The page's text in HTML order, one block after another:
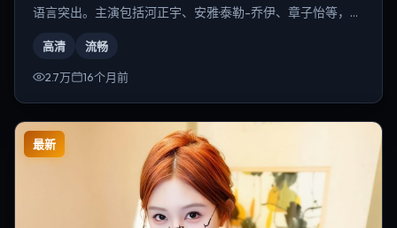
语言突出。主演包括河正宇、安雅·泰勒-乔伊、章子怡等，导
高清 流畅
2.7万 16个月前
最新